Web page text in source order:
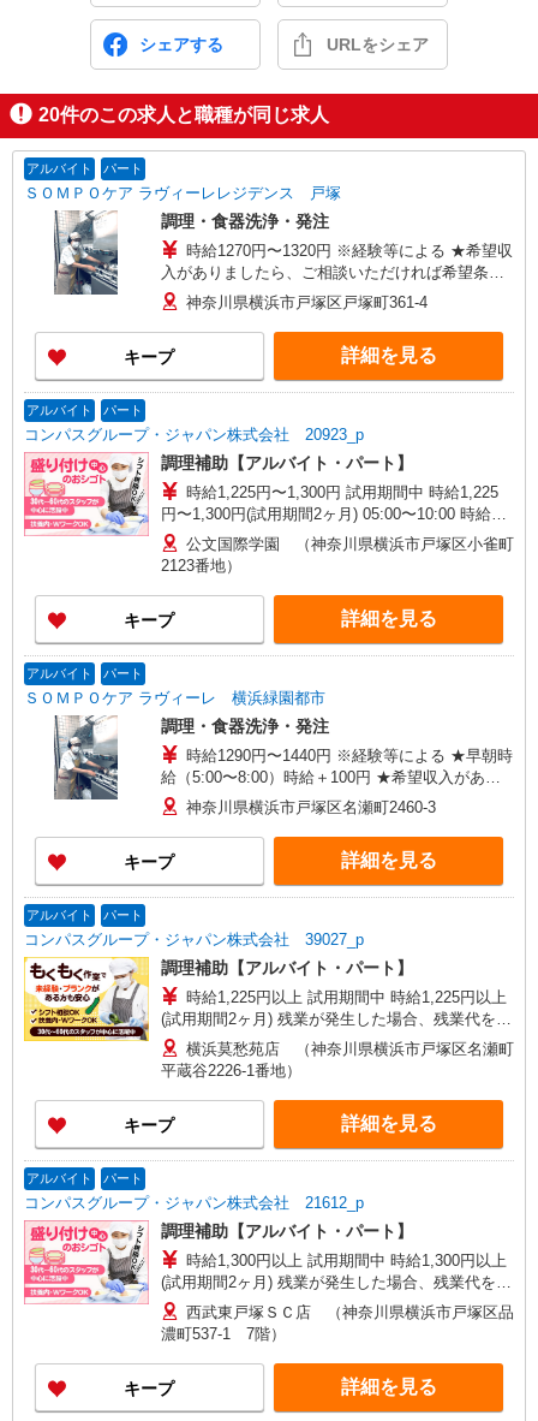
シェアする URLをシェア
20件のこの求人と職種が同じ求人
アルバイト パート
ＳＯＭＰＯケア ラヴィーレレジデンス 戸塚
調理・食器洗浄・発注
時給1270円〜1320円 ※経験等による ★希望収
入がありましたら、ご相談いただければ希望条件
に合うかの確認もいたします。 ★時間外手当別途
支給 ★上記金額は働きがい向上手当を含みます。
★働きがい向上手当※26年6月改定（地域により異
なる） 社会保険加入者は更に＋50円
神奈川県横浜市戸塚区戸塚町361-4
キープ 詳細を見る
アルバイト パート
コンパスグループ・ジャパン株式会社 20923_p
調理補助【アルバイト・パート】
時給1,225円〜1,300円 試用期間中 時給1,225
円〜1,300円(試用期間2ヶ月) 05:00〜10:00 時給
1,300円以上 15:00〜20:00 時給1,250円以上 残業
が発生した場合、残業代を1分単位で別途支給しま
公文国際学園 （神奈川県横浜市戸塚区小雀町
2123番地）
キープ 詳細を見る
アルバイト パート
ＳＯＭＰＯケア ラヴィーレ 横浜緑園都市
調理・食器洗浄・発注
時給1290円〜1440円 ※経験等による ★早朝時
給（5:00〜8:00）時給＋100円 ★希望収入があり
ましたら、ご相談いただければ希望条件に合うか
の確認もいたします。 ★時間外手当別途支給 ★上
記金額は働きがい向上手当を含みます。 ★働きが
い向上手当※26年6月改定（地域により異なる）
社会保険加入者は更に＋50円
神奈川県横浜市戸塚区名瀬町2460-3
キープ 詳細を見る
アルバイト パート
コンパスグループ・ジャパン株式会社 39027_p
調理補助【アルバイト・パート】
時給1,225円以上 試用期間中 時給1,225円以上
(試用期間2ヶ月) 残業が発生した場合、残業代を1
分単位で別途支給します。
横浜莫愁苑店 （神奈川県横浜市戸塚区名瀬町
平蔵谷2226-1番地）
キープ 詳細を見る
アルバイト パート
コンパスグループ・ジャパン株式会社 21612_p
調理補助【アルバイト・パート】
時給1,300円以上 試用期間中 時給1,300円以上
(試用期間2ヶ月) 残業が発生した場合、残業代を1
分単位で別途支給します。
西武東戸塚ＳＣ店 （神奈川県横浜市戸塚区品
濃町537-1 7階）
キープ 詳細を見る